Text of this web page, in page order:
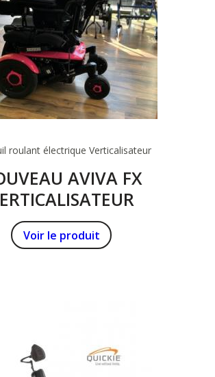
roulant électrique Verticalisateur
AVIVA FX
Voir le produit